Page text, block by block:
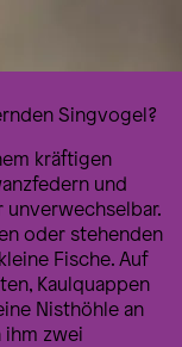
Singvogel?
kräftigen
und
oder stehenden
Fische. Auf
Kaulquappen
Nisthöhle an
ihm zwei